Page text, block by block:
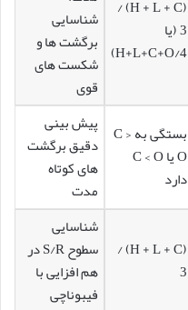
(H + L + C) /
3 (یا
H+L+C+O/4)
شناسایی
برگشت ها و
شکست های
قوی
بستگی به C >
O یا C < O
دارد
پیش بینی
دقیق برگشت
های کوتاه
مدت
(H + L + C) /
3
شناسایی
سطوح S/R در
هم افزایی با
فیبوناچی